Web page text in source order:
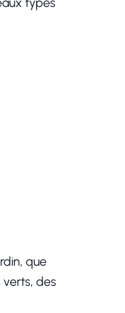
que
verts, des